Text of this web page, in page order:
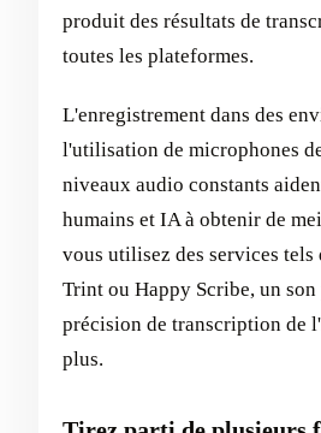
produit des résultats de
toutes les plateformes.
L'enregistrement dans des
l'utilisation de microphones
niveaux audio constants
humains et IA à obtenir de
vous utilisez des services tels
Trint ou Happy Scribe, un
précision de transcription de
plus.